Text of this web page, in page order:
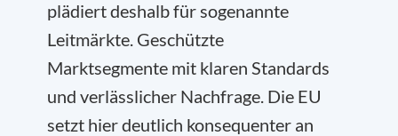
plädiert deshalb für sogenannte
Leitmärkte. Geschützte
Marktsegmente mit klaren Standards
und verlässlicher Nachfrage. Die EU
setzt hier deutlich konsequenter an